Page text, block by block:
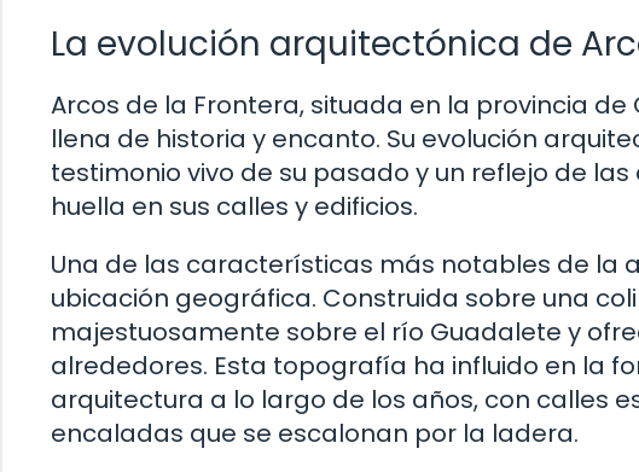
La evolución arquitectónica de
Arcos de la Frontera, situada en la provincia de
llena de historia y encanto. Su evolución
testimonio vivo de su pasado y un reflejo de
huella en sus calles y edificios.
Una de las características más notables de la
ubicación geográfica. Construida sobre una
majestuosamente sobre el río Guadalete y
alrededores. Esta topografía ha influido en la
arquitectura a lo largo de los años, con calles
encaladas que se escalonan por la ladera.